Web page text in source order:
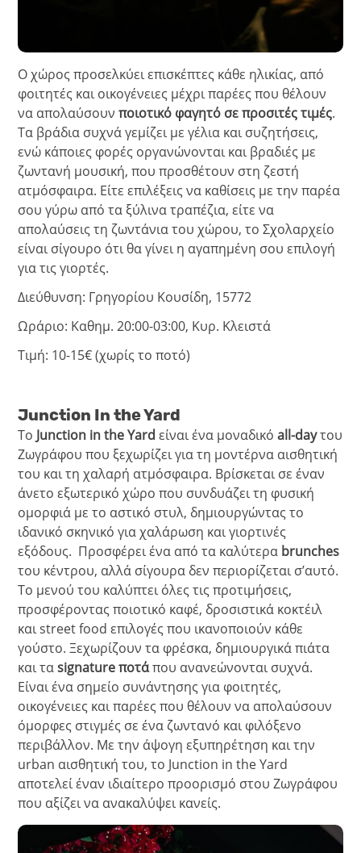
Ο χώρος προσελκύει επισκέπτες κάθε ηλικίας, από
φοιτητές και οικογένειες μέχρι παρέες που θέλουν
να απολαύσουνποιοτικό φαγητό σε προσιτές τιμές.
Τα βράδια συχνά γεμίζει με γέλια και συζητήσεις,
ενώ κάποιες φορές οργανώνονται και βραδιές με
ζωντανή μουσική, που προσθέτουν στη ζεστή
ατμόσφαιρα. Είτε επιλέξεις να καθίσεις με την παρέα
σου γύρω από τα ξύλινα τραπέζια, είτε να
απολαύσεις τη ζωντάνια του χώρου, το Σχολαρχείο
είναι σίγουρο ότι θα γίνει η αγαπημένη σου επιλογή
για τις γιορτές.
Διεύθυνση: Γρηγορίου Κουσίδη, 15772
Ωράριο: Καθημ. 20:00-03:00, Κυρ. Κλειστά
Τιμή: 10-15€ (χωρίς το ποτό)
Junction In the Yard
Το Junction in the Yard είναι ένα μοναδικόall-dayτου
Ζωγράφου που ξεχωρίζει για τη μοντέρνα αισθητική
του και τη χαλαρή ατμόσφαιρα. Βρίσκεται σε έναν
άνετο εξωτερικό χώρο που συνδυάζει τη φυσική
ομορφιά με το αστικό στυλ, δημιουργώντας το
ιδανικό σκηνικό για χαλάρωση και γιορτινές
εξόδους. Προσφέρει ένα από τα καλύτερα brunches
του κέντρου, αλλά σίγουρα δεν περιορίζεται σ’αυτό.
Το μενού του καλύπτει όλες τις προτιμήσεις,
προσφέροντας ποιοτικό καφέ, δροσιστικά κοκτέιλ
και street food επιλογές που ικανοποιούν κάθε
γούστο. Ξεχωρίζουν τα φρέσκα, δημιουργικά πιάτα
και ταsignature ποτάπου ανανεώνονται συχνά.
Είναι ένα σημείο συνάντησης για φοιτητές,
οικογένειες και παρέες που θέλουν να απολαύσουν
όμορφες στιγμές σε ένα ζωντανό και φιλόξενο
περιβάλλον. Με την άψογη εξυπηρέτηση και την
urban αισθητική του, το Junction in the Yard
αποτελεί έναν ιδιαίτερο προορισμό στου Ζωγράφου
που αξίζει να ανακαλύψει κανείς.